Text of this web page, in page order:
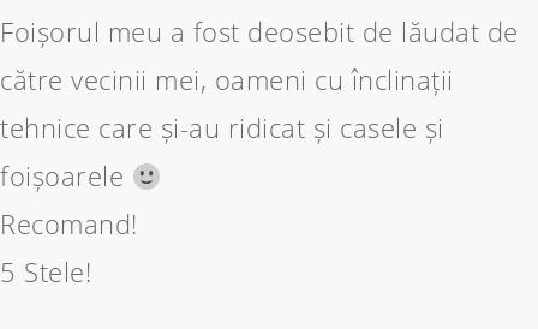
Foișorul meu a fost deosebit de lăudat de
către vecinii mei, oameni cu înclinații
tehnice care și-au ridicat și casele și
foișoarele
Recomand!
5 Stele!